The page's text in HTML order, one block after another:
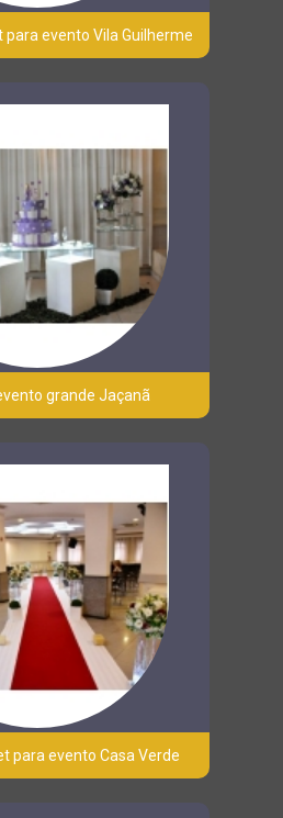
evento Vila Guilherme
grande Jaçanã
para evento Casa Verde